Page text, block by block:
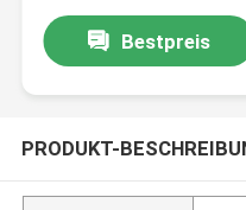
Bestpreis
PRODUKT-